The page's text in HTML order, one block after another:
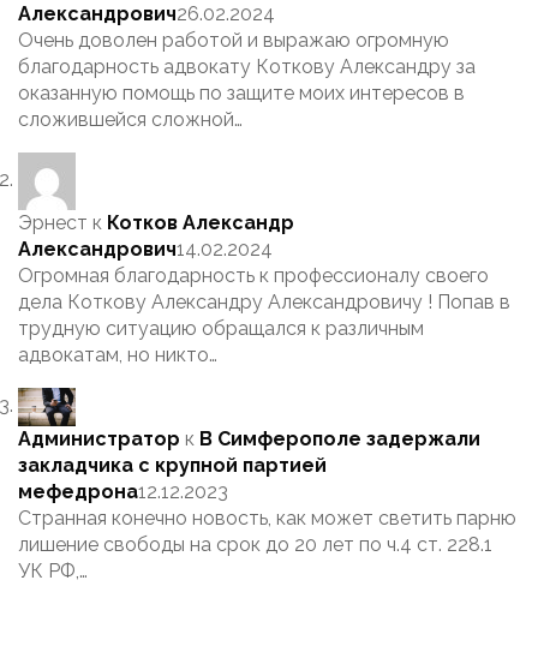
Александрович26.02.2024
Очень доволен работой и выражаю огромную
благодарность адвокату Коткову Александру за
оказанную помощь по защите моих интересов в
сложившейся сложной…
Эрнест к Котков Александр
Александрович14.02.2024
Огромная благодарность к профессионалу своего
дела Коткову Александру Александровичу ! Попав в
трудную ситуацию обращался к различным
адвокатам, но никто…
Администратор к В Симферополе задержали
закладчика с крупной партией
мефедрона12.12.2023
Странная конечно новость, как может светить парню
лишение свободы на срок до 20 лет по ч.4 ст. 228.1
УК РФ,…